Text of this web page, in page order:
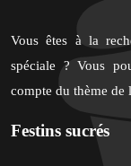
Vous êtes à la
spéciale ? Vous
compte du thème de
Festins sucrés